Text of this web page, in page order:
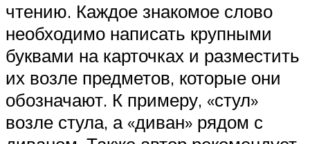
чтению. Каждое знакомое слово
необходимо написать крупными
буквами на карточках и разместить
их возле предметов, которые они
обозначают. К примеру, «стул»
возле стула, а «диван» рядом с